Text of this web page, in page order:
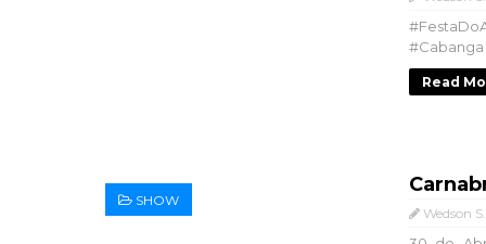
#Cabanga
Read
SHOW
Wedson S.